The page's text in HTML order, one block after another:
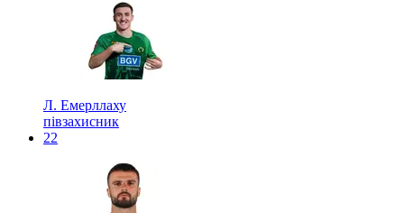
Л. Емерллаху
півзахисник
22